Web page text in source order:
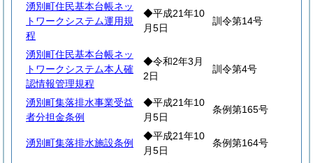
湧別町住民基本台帳ネッ
トワークシステム運用規
程
◆平成21年10
月5日
訓令第14号
湧別町住民基本台帳ネッ
トワークシステム本人確
認情報管理規程
◆令和2年3月
2日
訓令第4号
湧別町集落排水事業受益
者分担金条例
◆平成21年10
月5日
条例第165号
湧別町集落排水施設条例
◆平成21年10
月5日
条例第164号